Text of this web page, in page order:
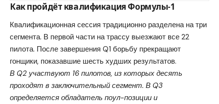
Как пройдёт квалификация Формулы-1
Квалификационная сессия традиционно разделена на три
сегмента. В первой части на трассу выезжают все 22
пилота. После завершения Q1 борьбу прекращают
гонщики, показавшие шесть худших результатов.
В Q2 участвуют 16 пилотов, из которых десять
проходят в заключительный сегмент. В Q3
определяется обладатель поул-позиции и